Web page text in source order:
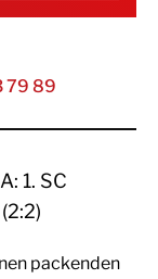
79 89
1. SC
packenden